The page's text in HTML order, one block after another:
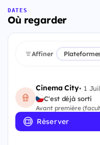
DATES
Où regarder
Affiner
Cinema City• 1
C'est déjà sorti
Avant première
Réserver